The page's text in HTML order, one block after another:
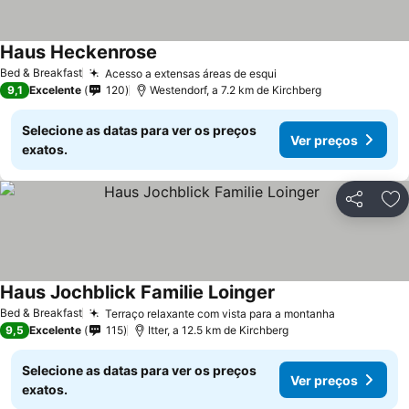
Bed & Breakfast Acesso a extensas áreas de esqui
Haus Heckenrose
9,1 Excelente 120 Westendorf, a 7.2 km de Kirchberg
Selecione as datas para ver os preços
exatos.
Ver preços
Partilhar
Bed & Breakfast Terraço relaxante com vista para a montanha
Haus Jochblick Familie Loinger
9,5 Excelente 115 Itter, a 12.5 km de Kirchberg
Selecione as datas para ver os preços
exatos.
Ver preços